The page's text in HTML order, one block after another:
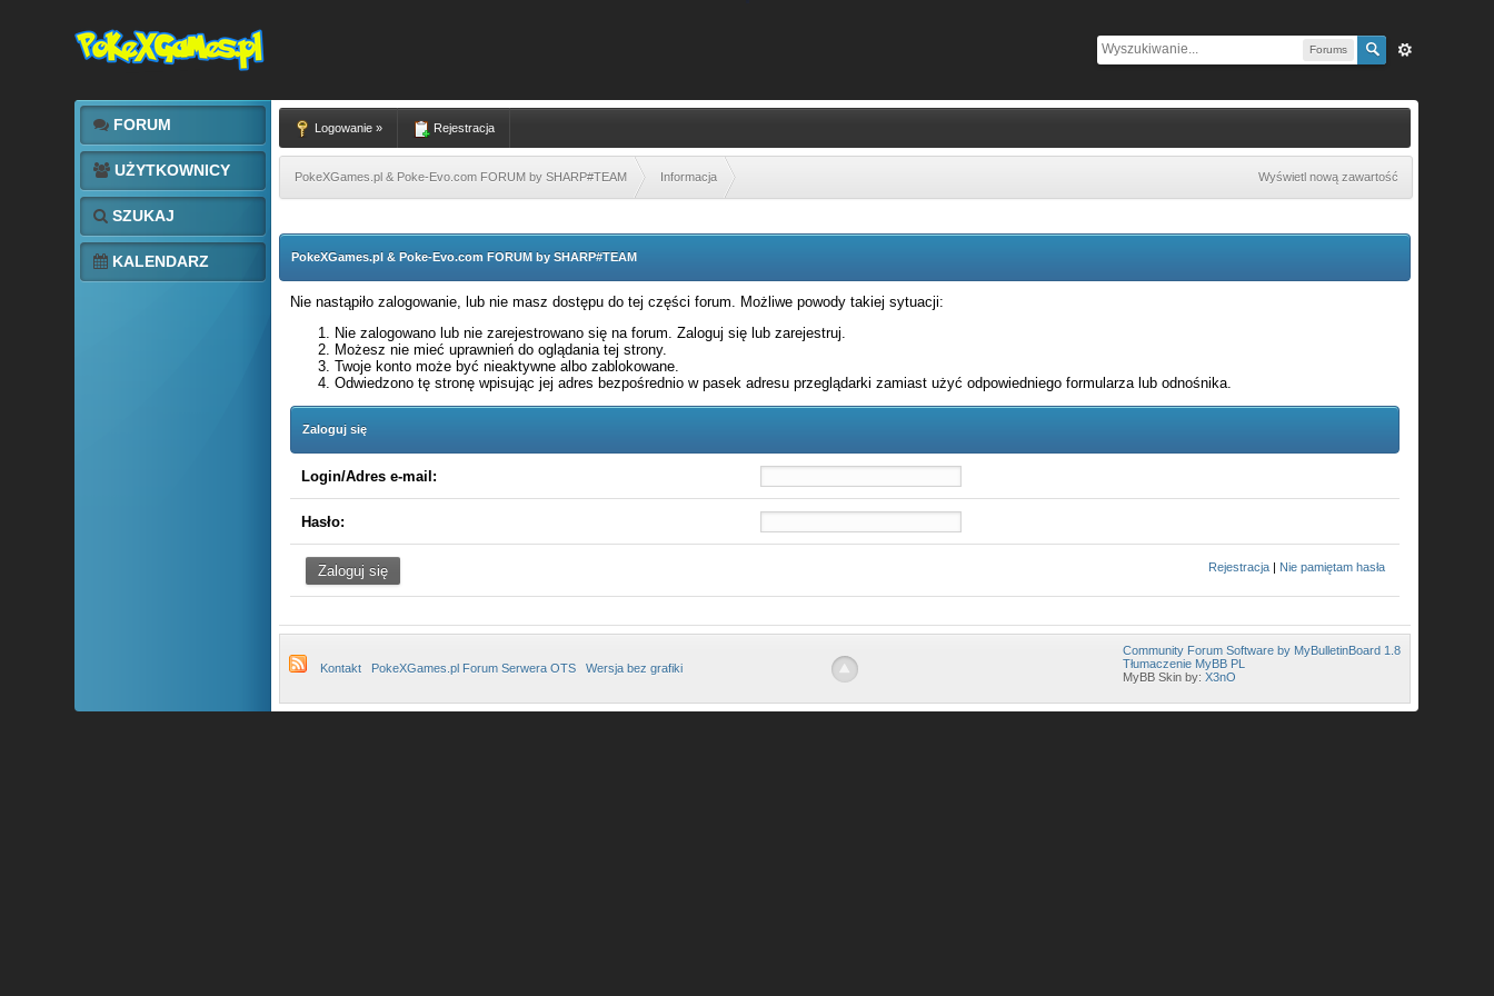
Forums
FORUM
UŻYTKOWNICY
SZUKAJ
KALENDARZ
Logowanie » Rejestracja
PokeXGames.pl & Poke-Evo.com FORUM by SHARP#TEAM Informacja Wyświetl nową zawartość
PokeXGames.pl & Poke-Evo.com FORUM by SHARP#TEAM
Nie nastąpiło zalogowanie, lub nie masz dostępu do tej części forum. Możliwe powody takiej sytuacji:
Nie zalogowano lub nie zarejestrowano się na forum. Zaloguj się lub zarejestruj.
Możesz nie mieć uprawnień do oglądania tej strony.
Twoje konto może być nieaktywne albo zablokowane.
Odwiedzono tę stronę wpisując jej adres bezpośrednio w pasek adresu przeglądarki zamiast użyć odpowiedniego formularza lub odnośnika.
Zaloguj się
Login/Adres e-mail:
Hasło:
Rejestracja | Nie pamiętam hasła
Kontakt PokeXGames.pl Forum Serwera OTS Wersja bez grafiki
Community Forum Software by MyBulletinBoard 1.8
Tłumaczenie MyBB PL
MyBB Skin by:X3nO